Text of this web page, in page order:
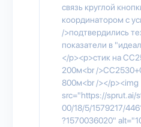
связь круглой
координатором с
/>подтвердились
показатели в
</p><p>стик на
200м<br /
800м<br /></p><img
src="https://sprut.ai/
00/18/5/1579217/
?1570036020"